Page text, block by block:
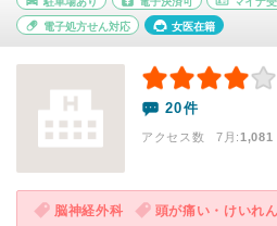
電子処方せん対応 女医在籍
20件
アクセス数 7月:1,081
脳神経外科 頭が痛い・けいれん